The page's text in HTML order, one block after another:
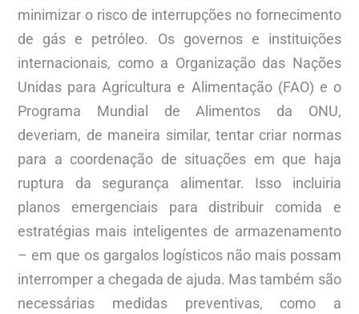
minimizar o risco de interrupções no fornecimento
de gás e petróleo. Os governos e instituições
internacionais, como a Organização das Nações
Unidas para Agricultura e Alimentação (FAO) e o
Programa Mundial de Alimentos da ONU,
deveriam, de maneira similar, tentar criar normas
para a coordenação de situações em que haja
ruptura da segurança alimentar. Isso incluiria
planos emergenciais para distribuir comida e
estratégias mais inteligentes de armazenamento
– em que os gargalos logísticos não mais possam
interromper a chegada de ajuda. Mas também são
necessárias medidas preventivas, como a